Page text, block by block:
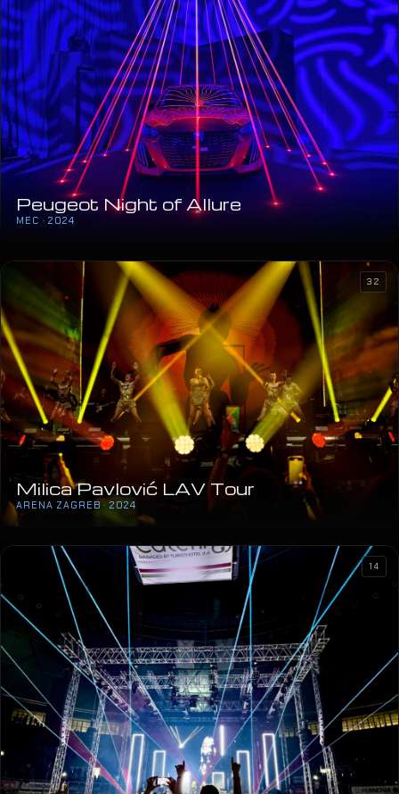
Peugeot Night of Allure
MEC · 2024
Milica Pavlović LAV Tour
ARENA ZAGREB · 2024
32
14